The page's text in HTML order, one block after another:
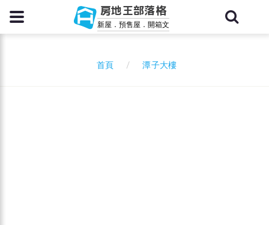
房地王部落格
新屋．預售屋．開箱文
首頁 潭子大樓